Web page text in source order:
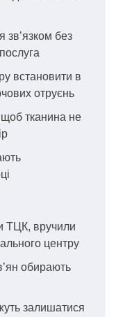
зв’язком без
встановити в
отруєнь
тканина не
ТЦК, вручили
центру
обирають
залишатися